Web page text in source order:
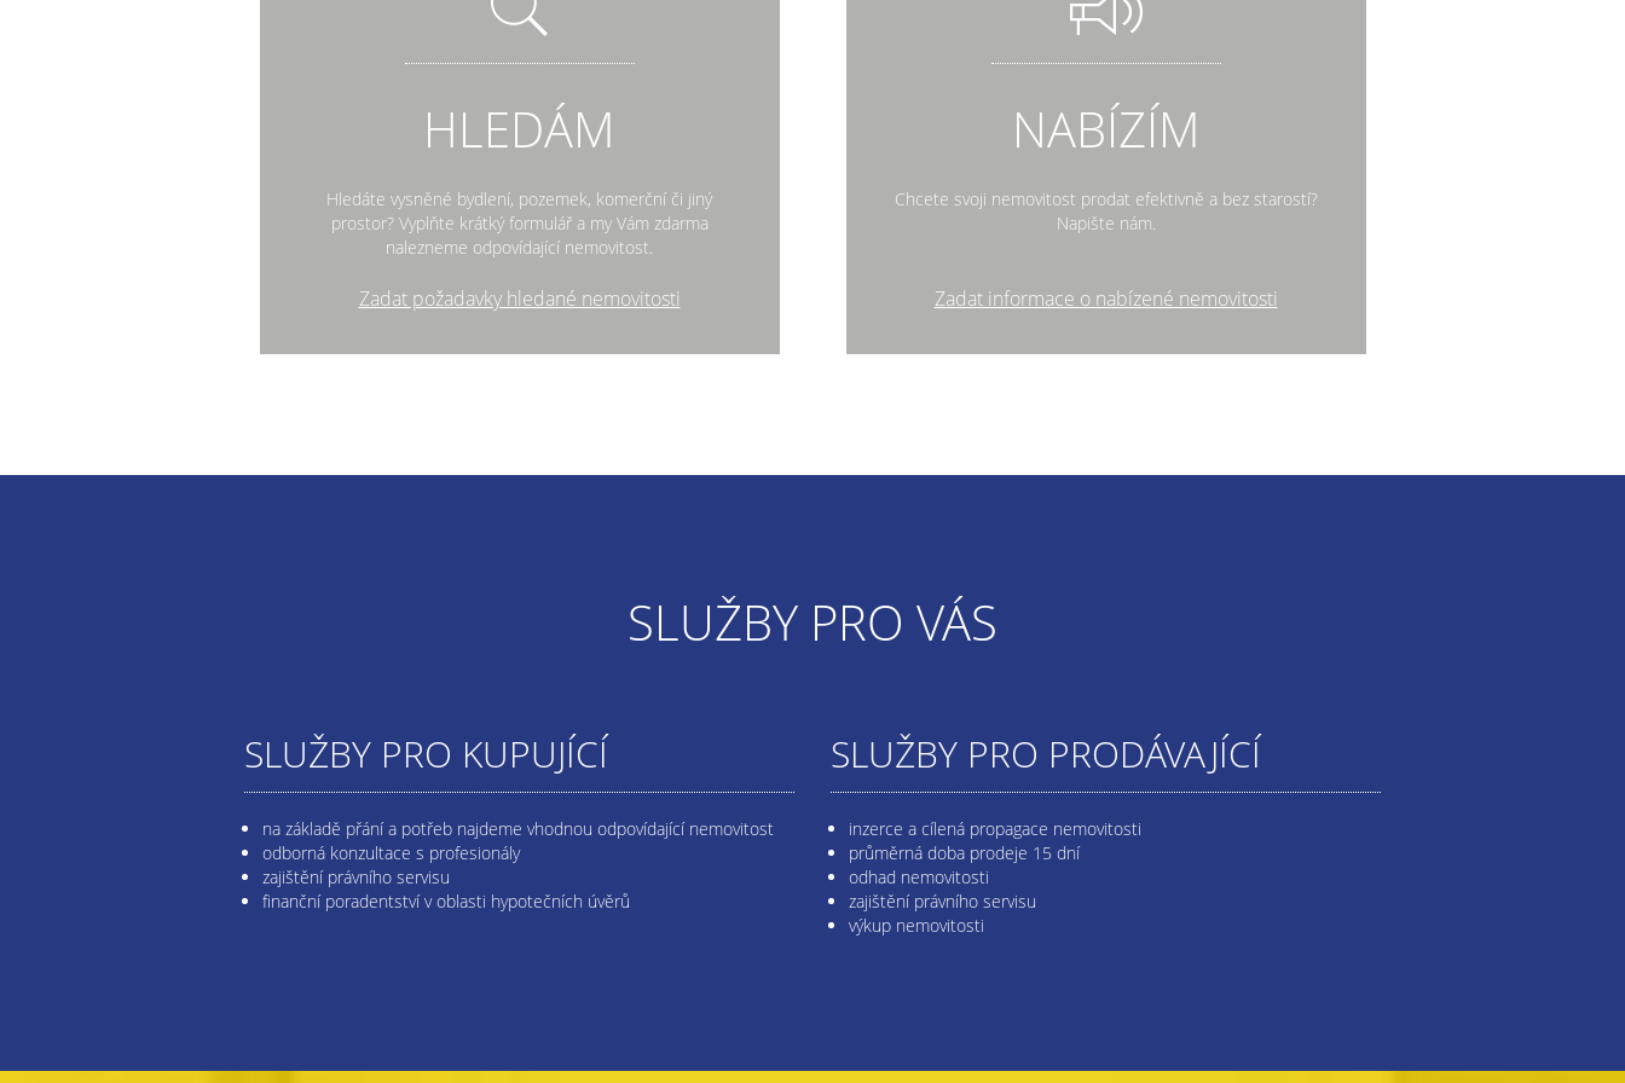
HLEDÁM
Hledáte vysněné bydlení, pozemek, komerční či jiný
prostor? Vyplňte krátký formulář a my Vám zdarma
nalezneme odpovídající nemovitost.
Zadat požadavky hledané nemovitosti
NABÍZÍM
Chcete svoji nemovitost prodat efektivně a bez starostí?
Napište nám.
Zadat informace o nabízené nemovitosti
SLUŽBY PRO VÁS
SLUŽBY PRO KUPUJÍCÍ
na základě přání a potřeb najdeme vhodnou odpovídající nemovitost
odborná konzultace s profesionály
zajištění právního servisu
finanční poradentství v oblasti hypotečních úvěrů
SLUŽBY PRO PRODÁVAJÍCÍ
inzerce a cílená propagace nemovitosti
průměrná doba prodeje 15 dní
odhad nemovitosti
zajištění právního servisu
výkup nemovitosti